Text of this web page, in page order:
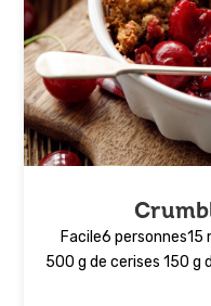
Facile6
500 g de cerises 150 g